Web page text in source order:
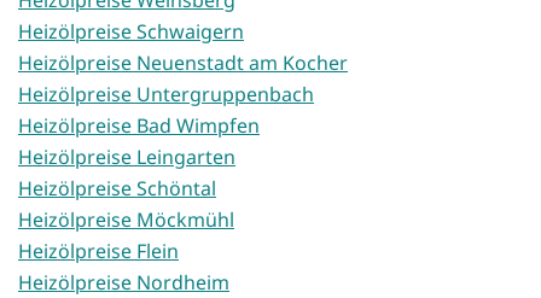
Heizölpreise Schwaigern
Heizölpreise Neuenstadt am Kocher
Heizölpreise Untergruppenbach
Heizölpreise Bad Wimpfen
Heizölpreise Leingarten
Heizölpreise Schöntal
Heizölpreise Möckmühl
Heizölpreise Flein
Heizölpreise Nordheim